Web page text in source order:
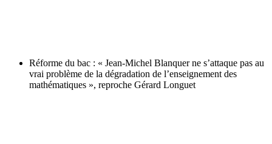
Réforme du bac : « Jean-Michel Blanquer ne s’attaque pas au
vrai problème de la dégradation de l’enseignement des
mathématiques », reproche Gérard Longuet